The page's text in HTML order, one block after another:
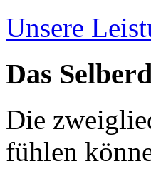
Unsere
Das
Die
fühlen